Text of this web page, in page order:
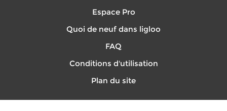
Espace Pro
Quoi de neuf dans ligloo
FAQ
Conditions d'utilisation
Plan du site